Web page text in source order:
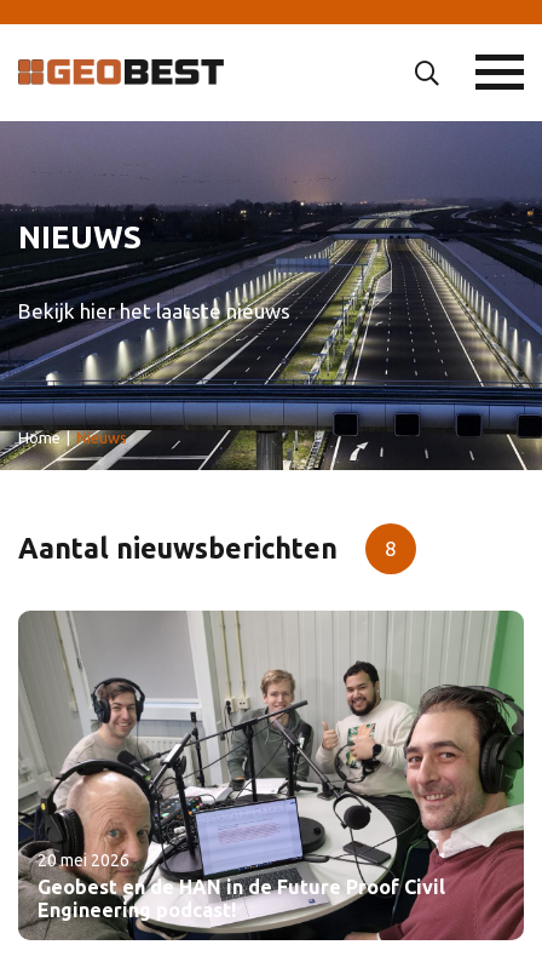
NIEUWS
Bekijk hier het laatste nieuws
Home | Nieuws
Aantal nieuwsberichten 8
20 mei 2026
Geobest en de HAN in de Future Proof Civil
Engineering podcast!